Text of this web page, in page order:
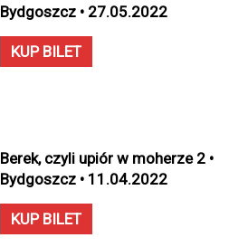
Bydgoszcz • 27.05.2022
KUP BILET
Berek, czyli upiór w moherze 2 •
Bydgoszcz • 11.04.2022
KUP BILET